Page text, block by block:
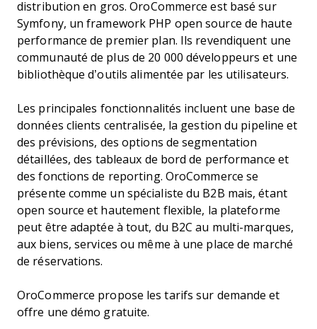
distribution en gros. OroCommerce est basé sur
Symfony, un framework PHP open source de haute
performance de premier plan. Ils revendiquent une
communauté de plus de 20 000 développeurs et une
bibliothèque d’outils alimentée par les utilisateurs.
Les principales fonctionnalités incluent une base de
données clients centralisée, la gestion du pipeline et
des prévisions, des options de segmentation
détaillées, des tableaux de bord de performance et
des fonctions de reporting. OroCommerce se
présente comme un spécialiste du B2B mais, étant
open source et hautement flexible, la plateforme
peut être adaptée à tout, du B2C au multi-marques,
aux biens, services ou même à une place de marché
de réservations.
OroCommerce propose les tarifs sur demande et
offre une démo gratuite.